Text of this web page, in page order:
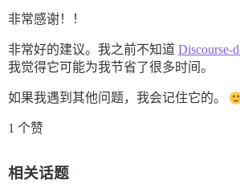
非常感谢！！
非常好的建议。我之前不知道 Discourse-
我觉得它可能为我节省了很多时间。
如果我遇到其他问题，我会记住它的。
1 个赞
相关话题